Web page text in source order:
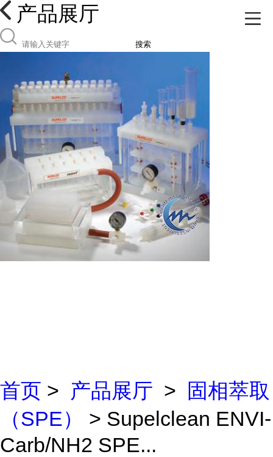
产品展厅
搜索
首页 > 产品展厅 >
固相萃取
（SPE）
> Supelclean ENVI-
Carb/NH2 SPE...